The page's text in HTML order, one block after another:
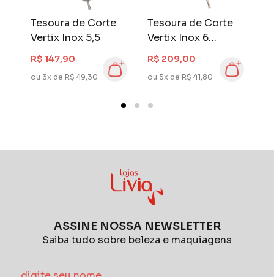
Tesoura de Corte
Vertix Inox 5,5
R$ 147,90
ou 3x de R$ 49,30
Tesoura de Corte
Vertix Inox 6
Desbaste
R$ 209,00
ou 5x de R$ 41,80
ASSINE NOSSA NEWSLETTER
Saiba tudo sobre beleza e maquiagens